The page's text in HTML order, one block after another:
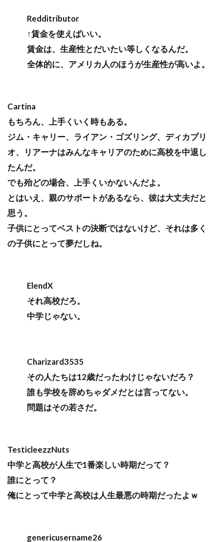
Redditributor
↑賃金を使えばいい。
賃金は、生産性とだいたい等しくなるんだ。
全体的に、アメリカ人のほうが生産性が高いよ。
Cartina
もちろん、上手くいく時もある。
ジム・キャリー、ライアン・ゴズリング、ディカプリ
オ、リアーナはみんなキャリアのために高校を中退し
たんだ。
でも殆どの場合、上手くいかないんだよ。
とはいえ、親のサポートがあるなら、彼は大丈夫だと
思う。
子供にとってベストの決断ではないけど、それは多く
の子供にとって夢だしね。
ElendX
それ高校だろ。
中学じゃない。
Charizard3535
その人たちは12歳だったわけじゃないだろ？
誰も学校を辞めちゃダメだとは言ってない。
問題はその若さだ。
TesticleezzNuts
中学と高校が人生で1番楽しい時期だって？
誰にとって？
俺にとって中学と高校は人生最悪の時期だったよｗ
genericusername26